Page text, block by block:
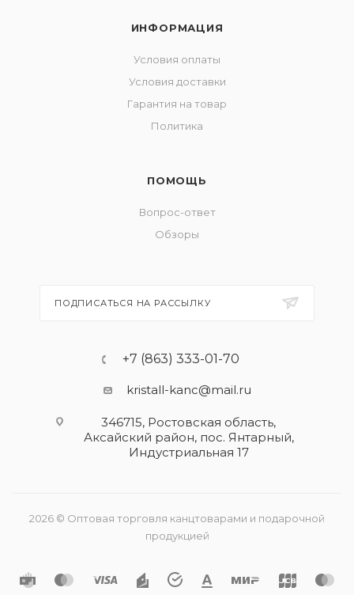
ИНФОРМАЦИЯ
Условия оплаты
Условия доставки
Гарантия на товар
Политика
ПОМОЩЬ
Вопрос-ответ
Обзоры
ПОДПИСАТЬСЯ НА РАССЫЛКУ
+7 (863) 333-01-70
kristall-kanc@mail.ru
346715, Ростовская область​,
Аксайский район, пос. Янтарный,
Индустриальная 17
2026 © Оптовая торговля канцтоварами и подарочной
продукцией